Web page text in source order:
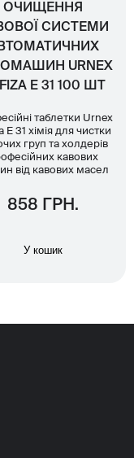
ОЧИЩЕННЯ
СИСТЕМИ
URNEX
E 31 100 ШТ
таблетки Urnex
E 31 хімія для чистки
груп та холдерів
кавових
від кавових масел
858 ГРН.
У кошик